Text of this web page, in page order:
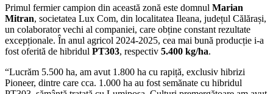
Primul fermier campion din această zonă este domnul Marian
Mitran, societatea Lux Com, din localitatea Ileana, județul Călărași,
un colaborator vechi al companiei, care obține constant rezultate
excepționale. În anul agricol 2024-2025, cea mai bună producție i-a
fost oferită de hibridul PT303, respectiv 5.400 kg/ha.
“Lucrăm 5.500 ha, am avut 1.800 ha cu rapiță, exclusiv hibrizi
Pioneer, dintre care cca. 1.000 ha au fost semănate cu hibridul